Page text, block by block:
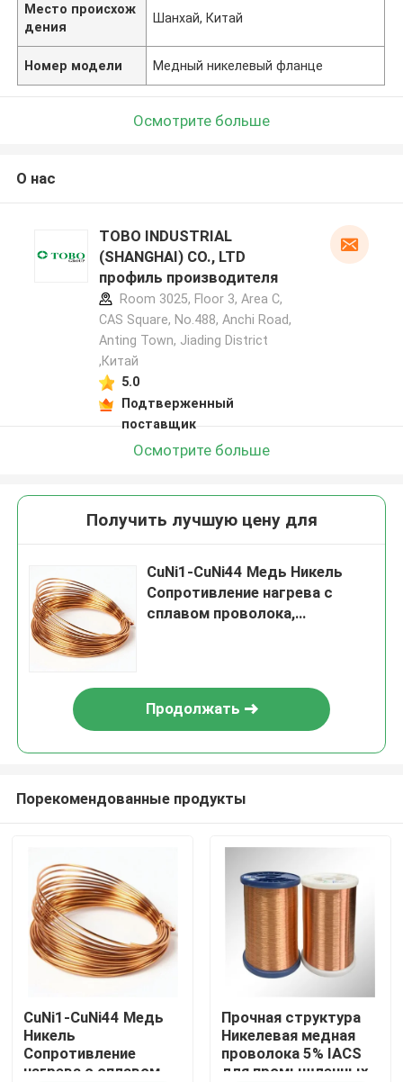
Товары
Место происхож
дения
Шанхай, Китай
Номер модели Медный никелевый фланце
Осмотрите больше
О нас
TOBO INDUSTRIAL
(SHANGHAI) CO., LTD
профиль производителя
Room 3025, Floor 3, Area C,
CAS Square, No.488, Anchi Road,
Anting Town, Jiading District
,Китай
5.0
Подтверженный
поставщик
Осмотрите больше
Получить лучшую цену для
CuNi1-CuNi44 Медь Никель
Сопротивление нагрева с
сплавом проволока,
Продолжать
Порекомендованные продукты
CuNi1-CuNi44 Медь
Никель
Сопротивление
нагрева с сплавом
Прочная структура
Никелевая медная
проволока 5% IACS
для промышленных